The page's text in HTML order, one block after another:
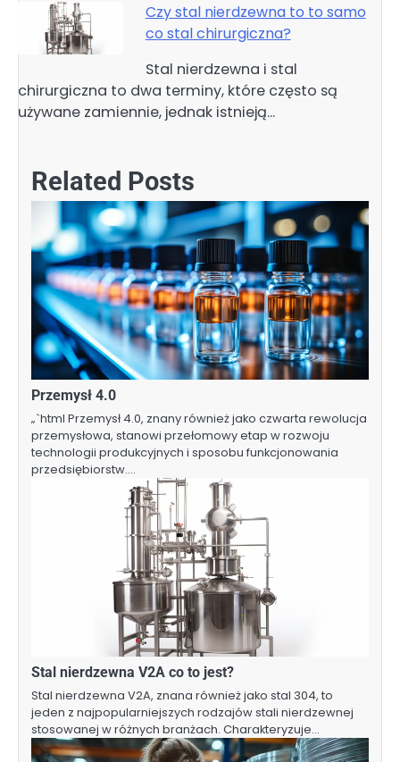
Czy stal nierdzewna to to samo
co stal chirurgiczna?
Stal nierdzewna i stal
chirurgiczna to dwa terminy, które często są
używane zamiennie, jednak istnieją…
Related Posts
Przemysł 4.0
„`html Przemysł 4.0, znany również jako czwarta rewolucja
przemysłowa, stanowi przełomowy etap w rozwoju
technologii produkcyjnych i sposobu funkcjonowania
przedsiębiorstw.…
Stal nierdzewna V2A co to jest?
Stal nierdzewna V2A, znana również jako stal 304, to
jeden z najpopularniejszych rodzajów stali nierdzewnej
stosowanej w różnych branżach. Charakteryzuje…